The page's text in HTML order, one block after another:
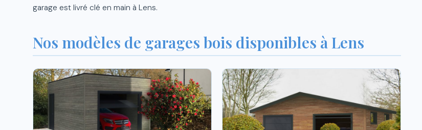
garage est livré clé en main à Lens.
Nos modèles de garages bois disponibles à Lens